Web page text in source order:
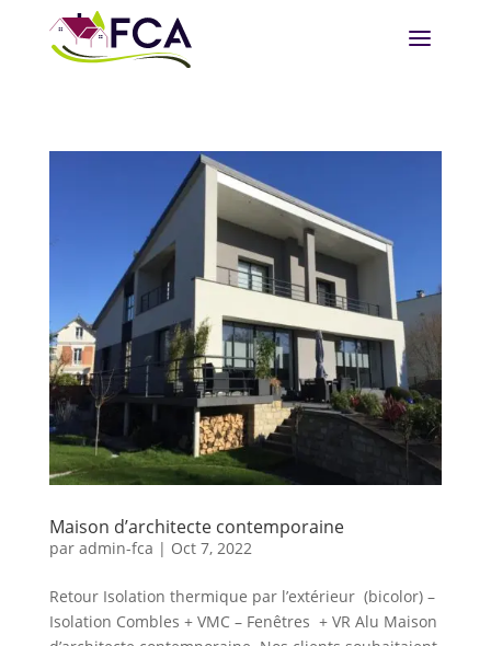
Maison d’architecte contemporaine
par admin-fca | Oct 7, 2022
Retour Isolation thermique par l’extérieur (bicolor) –
Isolation Combles + VMC – Fenêtres + VR Alu Maison